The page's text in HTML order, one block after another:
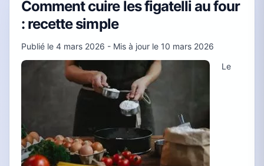
Comment cuire les figatelli au four
: recette simple
Publié le 4 mars 2026 - Mis à jour le 10 mars 2026
Le